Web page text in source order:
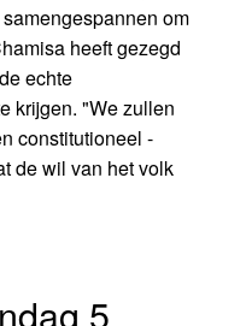
om
heeft gezegd
echte
krijgen. "We zullen
constitutioneel -
de wil van het volk
5